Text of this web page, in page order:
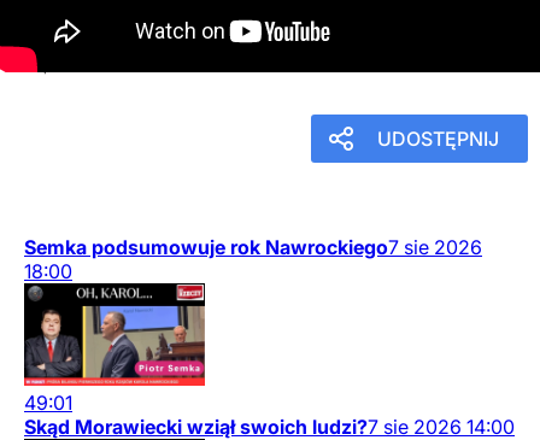
w Stade - Uwe Boll miał rację?
lipca
UDOSTĘPNIJ
Semka podsumowuje rok Nawrockiego7 sie 2026
18:00
49:01
Skąd Morawiecki wziął swoich ludzi?7 sie 2026 14:00